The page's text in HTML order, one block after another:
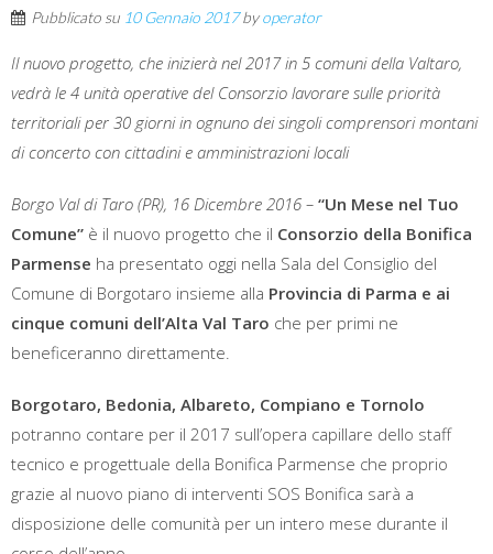
Pubblicato su 10 Gennaio 2017byoperator
Il nuovo progetto, che inizierà nel 2017 in 5 comuni della Valtaro,
vedrà le 4 unità operative del Consorzio lavorare sulle priorità
territoriali per 30 giorni in ognuno dei singoli comprensori montani
di concerto con cittadini e amministrazioni locali
Borgo Val di Taro (PR), 16 Dicembre 2016 – “Un Mese nel Tuo
Comune” è il nuovo progetto che il Consorzio della Bonifica
Parmense ha presentato oggi nella Sala del Consiglio del
Comune di Borgotaro insieme alla Provincia di Parma e ai
cinque comuni dell’Alta Val Taro che per primi ne
beneficeranno direttamente.
Borgotaro, Bedonia, Albareto, Compiano e Tornolo
potranno contare per il 2017 sull’opera capillare dello staff
tecnico e progettuale della Bonifica Parmense che proprio
grazie al nuovo piano di interventi SOS Bonifica sarà a
disposizione delle comunità per un intero mese durante il